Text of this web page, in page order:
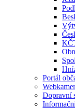
Portál
Dopravní